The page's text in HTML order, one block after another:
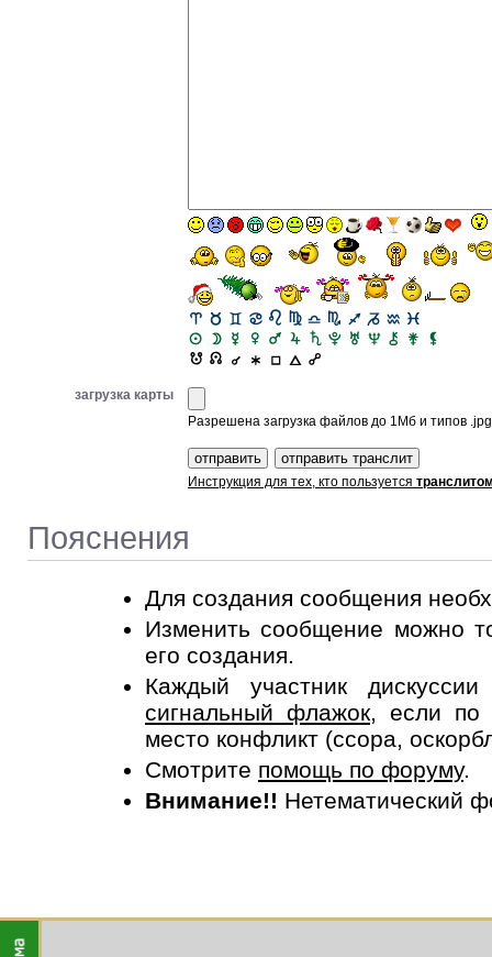
загрузка карты
Разрешена загрузка файлов до 1Мб и типов
Инструкция для тех, кто пользуется
Пояснения
Для создания сообщения
Изменить сообщение можно
его создания.
Каждый участник
сигнальный флажок, если по
место конфликт (ссора,
Смотрите помощь по форуму.
Внимание!! Нетематический